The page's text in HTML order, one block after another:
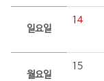
일요일
14
월요일
15